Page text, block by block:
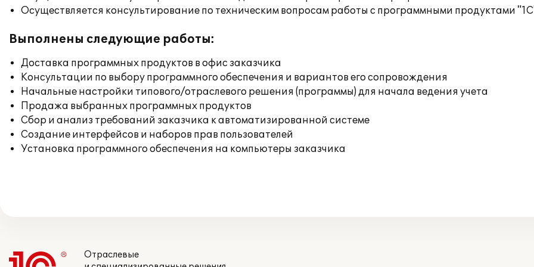
Осуществляется консультирование по техническим вопросам работы с программными продуктами
Выполнены следующие работы:
Доставка программных продуктов в офис заказчика
Консультации по выбору программного обеспечения и вариантов его сопровождения
Начальные настройки типового/отраслевого решения (программы) для начала ведения учета
Продажа выбранных программных продуктов
Сбор и анализ требований заказчика к автоматизированной системе
Создание интерфейсов и наборов прав пользователей
Установка программного обеспечения на компьютеры заказчика
Отраслевые